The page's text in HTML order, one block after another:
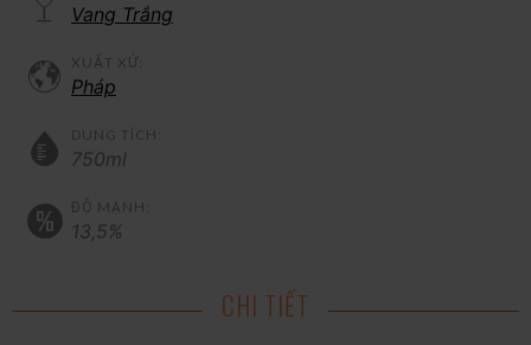
Vang Trắng
XUẤT XỨ:
Pháp
DUNG TÍCH:
750ml
ĐỘ MẠNH:
13,5%
CHI TIẾT